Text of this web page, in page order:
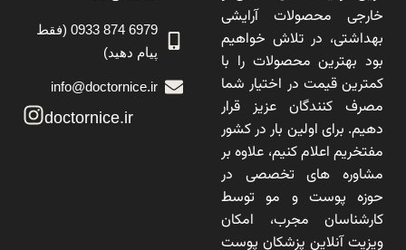
خارجی محصولات آرایشی
بهداشتی، در تلاش خواهیم
بود بهترین محصولات را با
کمترین قیمت در اختیار شما
مصرف کنندگان عزیز قرار
دهیم. برای اولین بار در کشور
مفتخریم اعلام کنیم، علاوه بر
مشاوره های تخصصی در
حوزه پوست و مو توسط
کارشناسان مجرب، امکان
ویزیت آنلاین پزشکان پوست
6979 874 0933 (فقط
پیام دهید)
info@doctornice.ir
doctornice.ir